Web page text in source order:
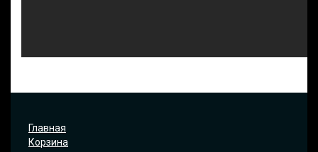
Главная
Корзина